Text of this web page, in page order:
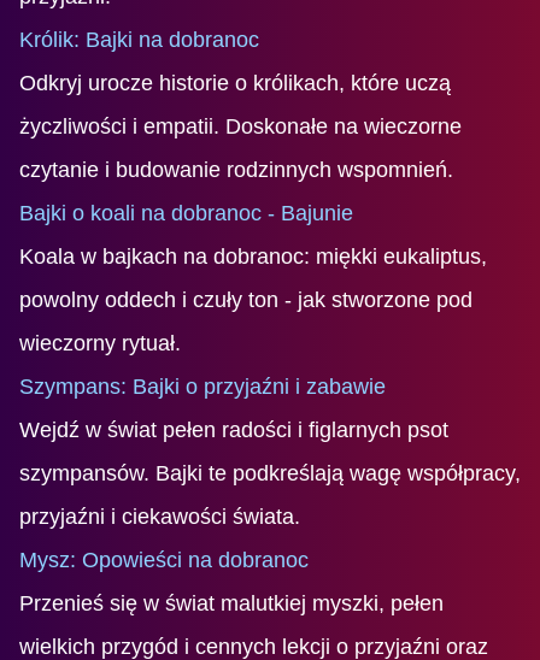
Królik: Bajki na dobranoc
Odkryj urocze historie o królikach, które uczą
życzliwości i empatii. Doskonałe na wieczorne
czytanie i budowanie rodzinnych wspomnień.
Bajki o koali na dobranoc - Bajunie
Koala w bajkach na dobranoc: miękki eukaliptus,
powolny oddech i czuły ton - jak stworzone pod
wieczorny rytuał.
Szympans: Bajki o przyjaźni i zabawie
Wejdź w świat pełen radości i figlarnych psot
szympansów. Bajki te podkreślają wagę współpracy,
przyjaźni i ciekawości świata.
Mysz: Opowieści na dobranoc
Przenieś się w świat malutkiej myszki, pełen
wielkich przygód i cennych lekcji o przyjaźni oraz